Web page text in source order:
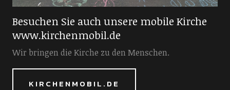
Besuchen Sie auch unsere mobile Kirche
www.kirchenmobil.de
Wir bringen die Kirche zu den Menschen.
KIRCHENMOBIL.DE